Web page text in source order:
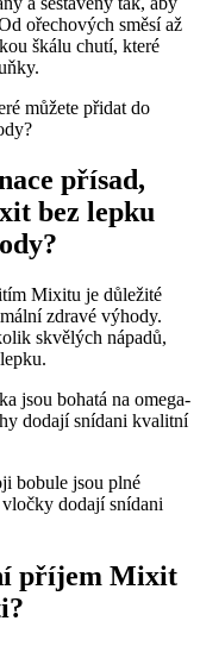
ořechových směsí až
škálu chutí, které
přísad,
bez lepku
Mixitu je důležité
zdravé výhody.
skvělých nápadů,
jsou bohatá na omega-
dodají snídani kvalitní
bobule jsou plné
dodají snídani
příjem Mixit